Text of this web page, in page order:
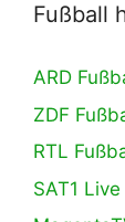
Fußball
ARD
ZDF
RTL
SAT1